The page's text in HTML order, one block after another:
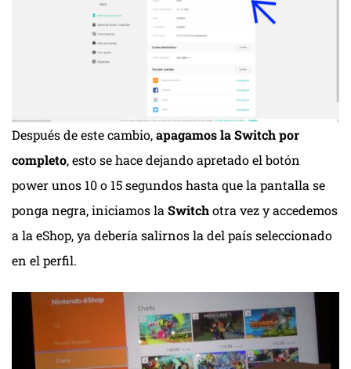
Después de este cambio,apagamos la Switch por
completo, esto se hace dejando apretado el botón
power unos 10 o 15 segundos hasta que la pantalla se
ponga negra, iniciamos la Switchotra vez y accedemos
a la eShop, ya debería salirnos la del país seleccionado
en el perfil.